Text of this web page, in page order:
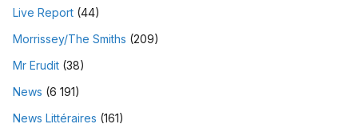
Live Report (44)
Morrissey/The Smiths (209)
Mr Erudit (38)
News (6 191)
News Littéraires (161)